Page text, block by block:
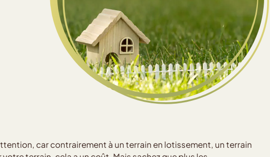
car contrairement à un terrain en lotissement, un terrain